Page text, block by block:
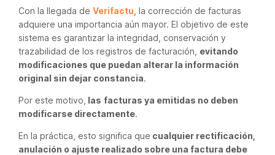
Con la llegada de Verifactu , la corrección de facturas
adquiere una importancia aún mayor. El objetivo de este
sistema es garantizar la integridad, conservación y
trazabilidad de los registros de facturación, evitando
modificaciones que puedan alterar la información
original sin dejar constancia.
Por este motivo, las facturas ya emitidas no deben
modificarse directamente.
En la práctica, esto significa que cualquier rectificación,
anulación o ajuste realizado sobre una factura debe